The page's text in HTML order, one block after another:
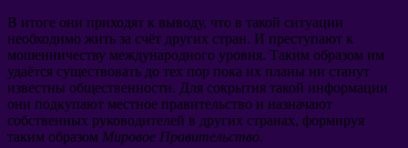
В итоге они приходят к выводу, что в такой ситуации
необходимо жить за счёт других стран. И преступают к
мошенничеству международного уровня. Таким образом им
удаётся существовать до тех пор пока их планы ни станут
известны общественности. Для сокрытия такой информации
они подкупают местное правительство и назначают
собственных руководителей в других странах, формируя
таким образом Мировое Правительство.